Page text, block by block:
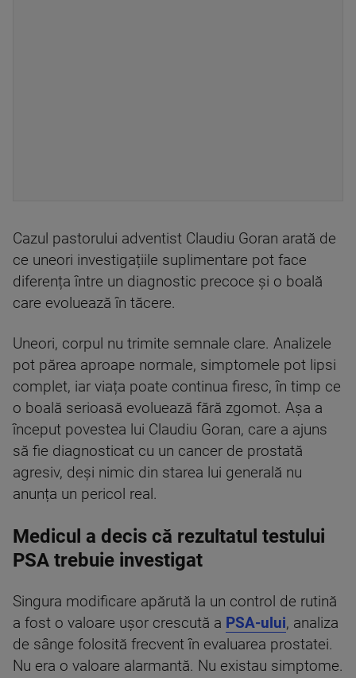
Cazul pastorului adventist Claudiu Goran arată de
ce uneori investigațiile suplimentare pot face
diferența între un diagnostic precoce și o boală
care evoluează în tăcere.
Uneori, corpul nu trimite semnale clare. Analizele
pot părea aproape normale, simptomele pot lipsi
complet, iar viața poate continua firesc, în timp ce
o boală serioasă evoluează fără zgomot. Așa a
început povestea lui Claudiu Goran, care a ajuns
să fie diagnosticat cu un cancer de prostată
agresiv, deși nimic din starea lui generală nu
anunța un pericol real.
Medicul a decis că rezultatul testului
PSA trebuie investigat
Singura modificare apărută la un control de rutină
a fost o valoare ușor crescută a PSA-ului, analiza
de sânge folosită frecvent în evaluarea prostatei.
Nu era o valoare alarmantă. Nu existau simptome.